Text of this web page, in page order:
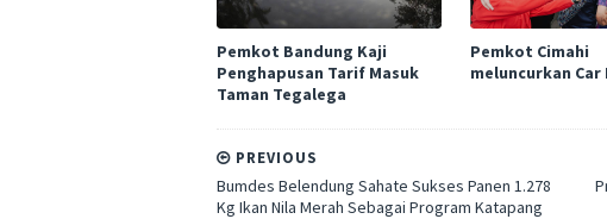
Pemkot Bandung Kaji
Penghapusan Tarif Masuk
Taman Tegalega
Pemkot Cimahi
meluncurkan Car
PREVIOUS
Bumdes Belendung Sahate Sukses Panen 1.278
Kg Ikan Nila Merah Sebagai Program Katapang